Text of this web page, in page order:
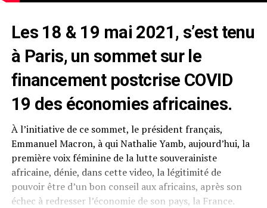
Les 18 & 19 mai 2021, s’est tenu
à Paris, un sommet sur le
financement postcrise COVID
19 des économies africaines.
À l’initiative de ce sommet, le président français,
Emmanuel Macron, à qui Nathalie Yamb, aujourd’hui, la
première voix féminine de la lutte souverainiste
africaine, dénie, dans cette video, la légitimité de
pouvoir être d’un bon conseil aux africains, après son
échec à redresser l’économie de son pays, la France.